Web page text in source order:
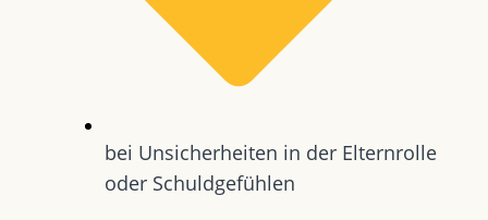
bei Unsicherheiten in der Elternrolle
oder Schuldgefühlen